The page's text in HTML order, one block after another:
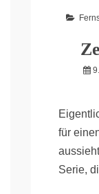
für
Serie,